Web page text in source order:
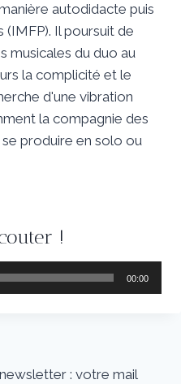
autodidacte puis
(IMFP). Il poursuit de
musicales du duo au
la complicité et le
d'une vibration
la compagnie des
se produire en solo ou
!
00:00
: votre mail